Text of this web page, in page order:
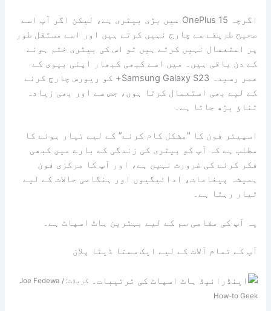
اگرچہ OnePlus 15 میں بڑی بیٹری ہے، لیکن اگر آپ اسے
صحیح طریقے سے چارج نہیں کرتے ہیں اور اسے مستقل طور
پر استعمال نہیں کرتے ہیں تو اس کی بیٹری ختم ہونے
کے دن باقی ہیں۔ میں اسے کبھی کبھار اپنی بیوی کے
عمر رسیدہ Samsung Galaxy S23+ کو ریورس چارج کرنے
کے لیے بھی استعمال کرتا ہوں، جس سے اور بھی زیادہ
تناؤ بڑھ جاتا ہے۔
اسپیئر فون کا "مشکل کام کرنے” کے لیے تیار ہونے کا
مطلب ہے کہ آپ کو بیٹری کی زندگی کے بارے میں کبھی
فکر کرنے کی ضرورت نہیں ہے، اور آپ کا مرکزی فون
ہمیشہ پیغامات، ادائیگیوں اور ہنگامی حالات کے لیے
تیار رہتا ہے۔
یہ آپ کی مقامی سم کے لیے بہترین ہاٹ اسپاٹ ہے۔
آپ کے تمام آلات کے لیے ایک سستا ڈیٹا پلان
کریڈٹ: Joe Fedewa /
How-to Geek